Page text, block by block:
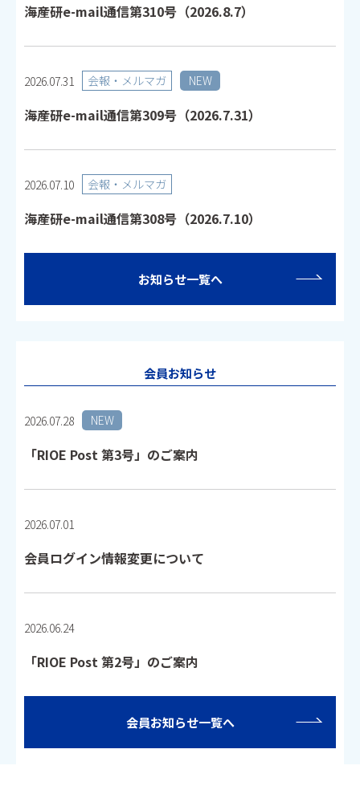
海産研e-mail通信第310号（2026.8.7）
2026.07.31 会報・メルマガ NEW
海産研e-mail通信第309号（2026.7.31）
2026.07.10 会報・メルマガ
海産研e-mail通信第308号（2026.7.10）
お知らせ一覧へ
会員お知らせ
2026.07.28 NEW
「RIOE Post 第3号」のご案内
2026.07.01
会員ログイン情報変更について
2026.06.24
「RIOE Post 第2号」のご案内
会員お知らせ一覧へ